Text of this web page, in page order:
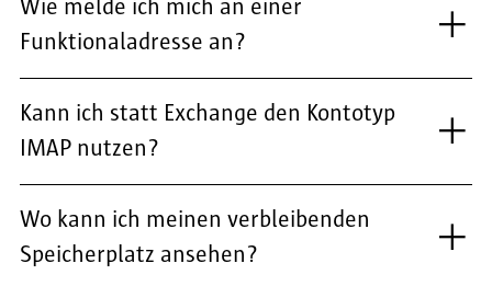
Wie melde ich mich an einer
Funktionaladresse an?
Kann ich statt Exchange den Kontotyp
IMAP nutzen?
Wo kann ich meinen verbleibenden
Speicherplatz ansehen?